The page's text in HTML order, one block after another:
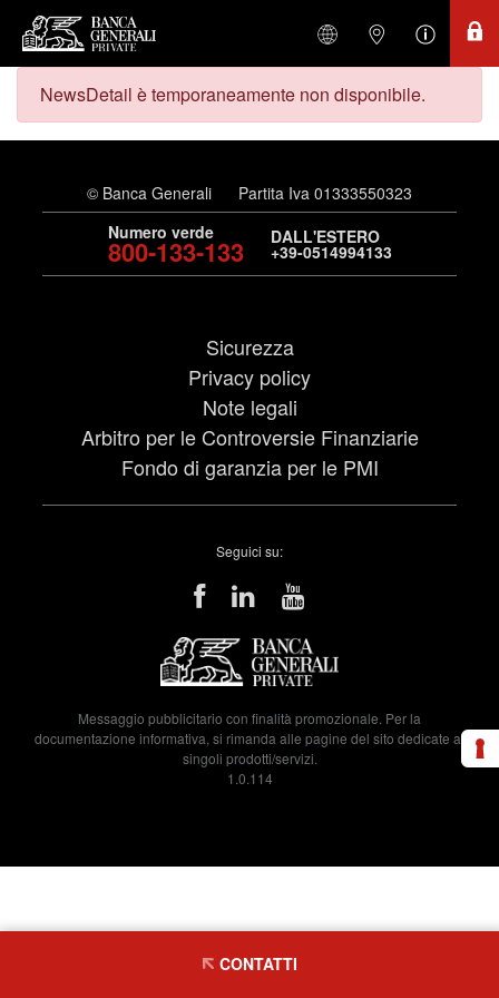
NewsDetail è temporaneamente non disponibile.
© Banca Generali
Partita Iva 01333550323
Numero verde
800-133-133 DALL'ESTERO
+39-0514994133
Sicurezza
Privacy policy
Note legali
Arbitro per le Controversie Finanziarie
Fondo di garanzia per le PMI
Seguici su:
Messaggio pubblicitario con finalità promozionale. Per la
documentazione informativa, si rimanda alle pagine del sito dedicate ai
singoli prodotti/servizi.
1.0.114
CONTATTI